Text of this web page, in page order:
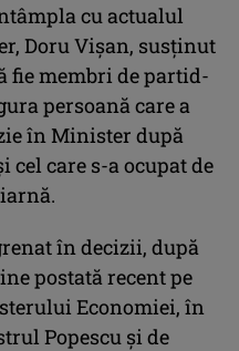
cu actualul
Doru Vişan, susţinut
fie membri de partid-
persoană care a
în Minister după
care s-a ocupat de
în decizii, după
postată recent pe
Economiei, în
Popescu şi de